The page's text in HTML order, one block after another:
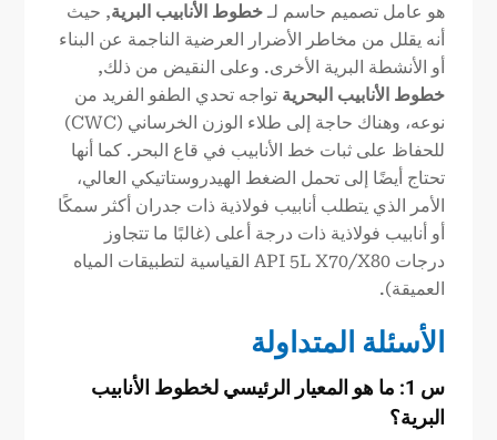
هو عامل تصميم حاسم لـخطوط الأنابيب البرية, حيث
أنه يقلل من مخاطر الأضرار العرضية الناجمة عن البناء
أو الأنشطة البرية الأخرى. وعلى النقيض من ذلك,
خطوط الأنابيب البحرية تواجه تحدي الطفو الفريد من
نوعه، وهناك حاجة إلى طلاء الوزن الخرساني (CWC)
للحفاظ على ثبات خط الأنابيب في قاع البحر. كما أنها
تحتاج أيضًا إلى تحمل الضغط الهيدروستاتيكي العالي،
الأمر الذي يتطلب أنابيب فولاذية ذات جدران أكثر سمكًا
أو أنابيب فولاذية ذات درجة أعلى (غالبًا ما تتجاوز
درجات API 5L X70/X80 القياسية لتطبيقات المياه
العميقة).
الأسئلة المتداولة
س 1: ما هو المعيار الرئيسي لخطوط الأنابيب
البرية؟